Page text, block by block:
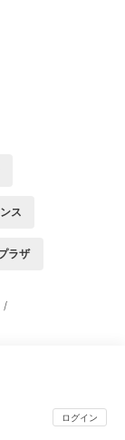
ス
ラザ
/
ログイン